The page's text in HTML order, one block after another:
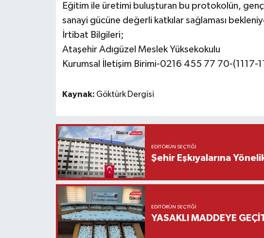
Eğitim ile üretimi buluşturan bu protokolün,
sanayi gücüne değerli katkılar sağlaması
İrtibat Bilgileri;
Ataşehir Adıgüzel Meslek Yüksekokulu
Kurumsal İletişim Birimi-0216 455 77 70-(1117-
Kaynak: Göktürk Dergisi
EDITÖRÜN SEÇTIĞI
Şehir Eşkıyalarına
EDITÖRÜN SEÇTIĞI
YASAKLI MADDEYE